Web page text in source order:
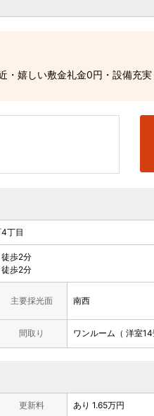
・嬉しい敷金礼金0円・設備充実
4丁目
歩2分
歩2分
主要採光面 南西
間取り ワンルーム（ 洋室14
更新料 あり 1.65万円